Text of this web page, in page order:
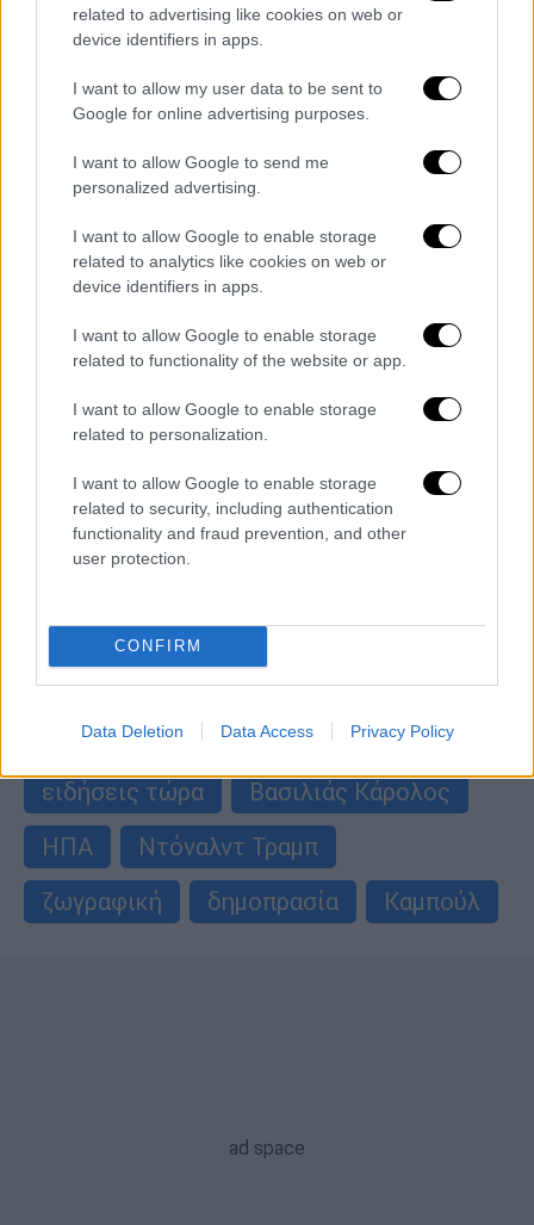
related to advertising like cookies on web or
device identifiers in apps.
I want to allow my user data to be sent to
Google for online advertising purposes.
I want to allow Google to send me
personalized advertising.
I want to allow Google to enable storage
related to analytics like cookies on web or
device identifiers in apps.
I want to allow Google to enable storage
related to functionality of the website or app.
I want to allow Google to enable storage
related to personalization.
I want to allow Google to enable storage
related to security, including authentication
functionality and fraud prevention, and other
user protection.
CONFIRM
Data Deletion Data Access Privacy Policy
Κόσμος|05.11.2021 23:39
Γαλλία: Στο «σφυρί» αντίγραφο της
Μόνα Λίζα
Πάνω από 400 ετών το αντίγραφο του
εμβληματικού πορτρέτου του Ντα Βίντσι
που δημοπρατείται από τον οίκο Artcurial
Κόσμος|31.08.2021 07:17
ζωγραφίζει το Αφγανιστάν πριν και
μετά τους Ταλιμπάν
ειδήσεις τώρα
Βασιλιάς Κάρολος
ΗΠΑ
Ντόναλντ Τραμπ
ζωγραφική
δημοπρασία Καμπούλ